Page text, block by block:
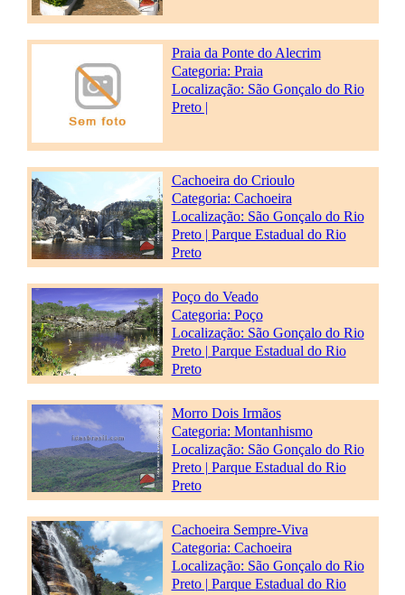
Praia da Ponte do Alecrim
Categoria: Praia
Localização: São Gonçalo do Rio
Preto |
Cachoeira do Crioulo
Categoria: Cachoeira
Localização: São Gonçalo do Rio
Preto | Parque Estadual do Rio
Preto
Poço do Veado
Categoria: Poço
Localização: São Gonçalo do Rio
Preto | Parque Estadual do Rio
Preto
Morro Dois Irmãos
Categoria: Montanhismo
Localização: São Gonçalo do Rio
Preto | Parque Estadual do Rio
Preto
Cachoeira Sempre-Viva
Categoria: Cachoeira
Localização: São Gonçalo do Rio
Preto | Parque Estadual do Rio